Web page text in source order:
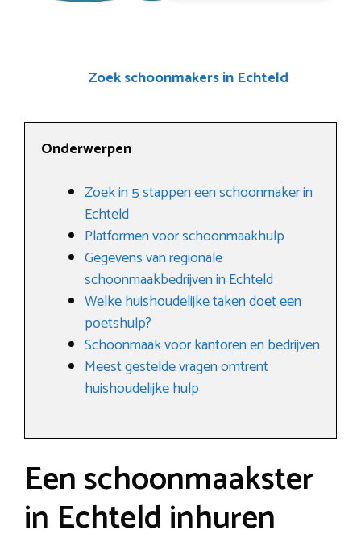
Zoek schoonmakers in Echteld
Onderwerpen
Zoek in 5 stappen een schoonmaker in
Echteld
Platformen voor schoonmaakhulp
Gegevens van regionale
schoonmaakbedrijven in Echteld
Welke huishoudelijke taken doet een
poetshulp?
Schoonmaak voor kantoren en bedrijven
Meest gestelde vragen omtrent
huishoudelijke hulp
Een schoonmaakster
in Echteld inhuren